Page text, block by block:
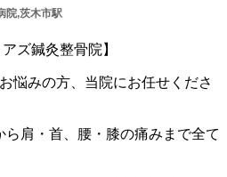
院,茨木市駅
ズ鍼灸整骨院】
悩みの方、当院にお任せくださ
肩・首、腰・膝の痛みまで全て